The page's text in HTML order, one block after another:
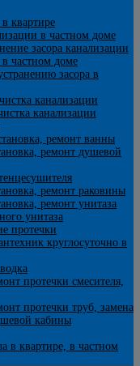
квартире
в частном доме
засора канализации
частном доме
засора в
канализации
канализации
ремонт ванны
ремонт душевой
ремонт раковины
ремонт унитаза
унитаза
протечки
круглосуточно в
протечки смесителя,
протечки труб, замена
кабины
в квартире, в частном